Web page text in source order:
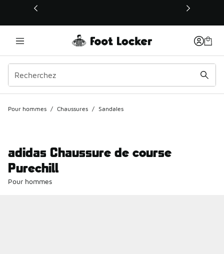
Ce lien s’ouvrira dans une nouvelle fenêtre
Pour hommes / Chaussures / Sandales
adidas Chaussure de course
Purechill
Pour hommes